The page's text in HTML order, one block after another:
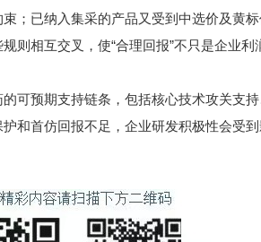
已纳入集采的产品又受到中选价及黄
则相互交叉，使“合理回报”不只是企业
预期支持链条，包括核心技术攻关支
和首仿回报不足，企业研发积极性会受到